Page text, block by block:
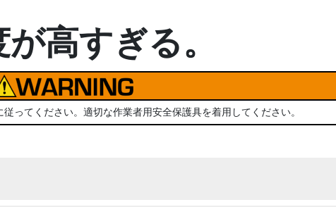
高すぎる。
ってください。適切な作業者用安全保護具を着用してください。